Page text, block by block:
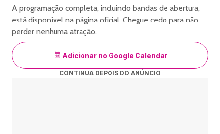
A programação completa, incluindo bandas de abertura,
está disponível na página oficial. Chegue cedo para não
perder nenhuma atração.
Adicionar no Google Calendar
CONTINUA DEPOIS DO ANÚNCIO